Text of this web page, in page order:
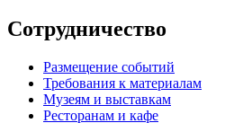
Сотрудничество
Размещение событий
Требования к материалам
Музеям и выставкам
Ресторанам и кафе